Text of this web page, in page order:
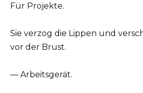
Für Projekte.
Sie verzog die Lippen und
vor der Brust.
— Arbeitsgerät.